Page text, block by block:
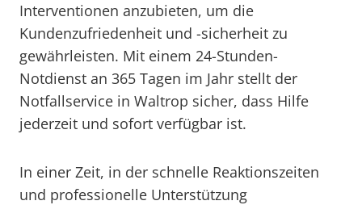
Interventionen anzubieten, um die
Kundenzufriedenheit und -sicherheit zu
gewährleisten. Mit einem 24-Stunden-
Notdienst an 365 Tagen im Jahr stellt der
Notfallservice in Waltrop sicher, dass Hilfe
jederzeit und sofort verfügbar ist.
In einer Zeit, in der schnelle Reaktionszeiten
und professionelle Unterstützung